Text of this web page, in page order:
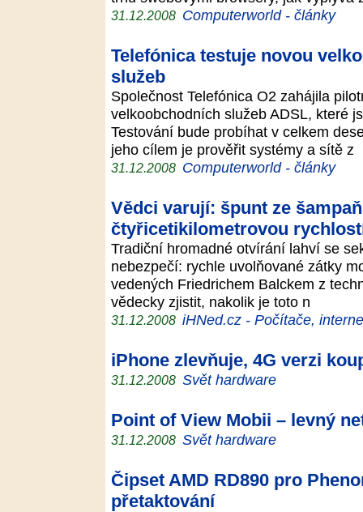
31.12.2008 Computerworld - články
Telefónica testuje novou
služeb
Společnost Telefónica O2 zahájila
velkoobchodních služeb ADSL, které
Testování bude probíhat v celkem
jeho cílem je prověřit systémy a sítě z
31.12.2008 Computerworld - články
Vědci varují: špunt ze
čtyřicetikilometrovou
Tradiční hromadné otvírání lahví se
nebezpečí: rychle uvolňované zátky
vedených Friedrichem Balckem z
vědecky zjistit, nakolik je toto n
31.12.2008 iHNed.cz - Počítače,
iPhone zlevňuje, 4G verzi
31.12.2008 Svět hardware
Point of View Mobii – levný
31.12.2008 Svět hardware
Čipset AMD RD890 pro
přetaktování